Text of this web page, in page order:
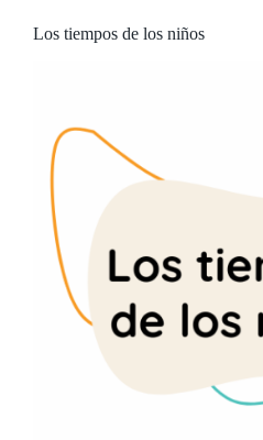
Los tiempos de los niños